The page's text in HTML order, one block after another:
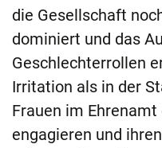
die Gesellschaft
dominiert und das
Geschlechterrollen
Irritation als in der
Frauen im
engagieren und